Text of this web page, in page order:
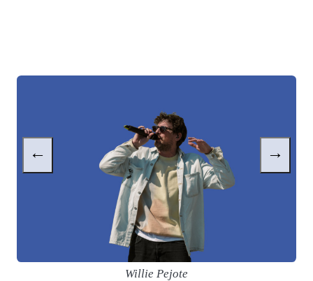
Willie Pejote
← →